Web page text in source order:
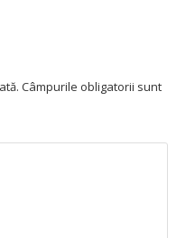
Câmpurile obligatorii sunt